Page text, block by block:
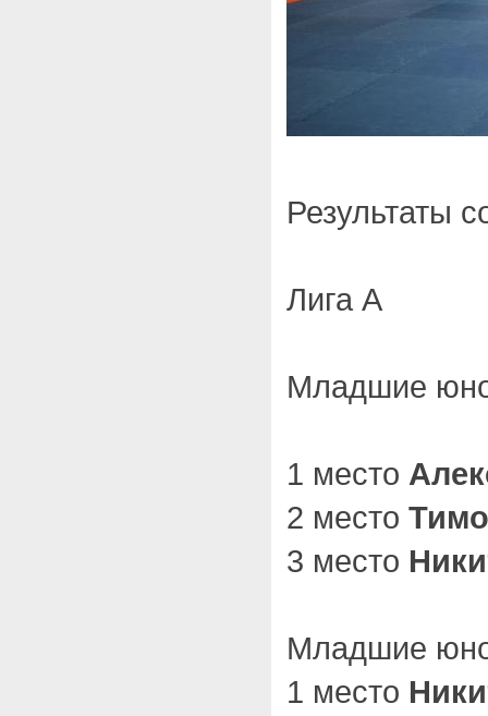
Результаты
Лига А
Младшие
1 место
2 место
3 место
Младшие
1 место